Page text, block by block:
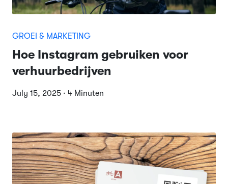
GROEI & MARKETING
Hoe Instagram gebruiken voor
verhuurbedrijven
July 15, 2025 · 4 Minuten